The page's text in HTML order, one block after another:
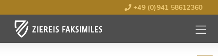
+49 (0)941 58612360
MENÜ